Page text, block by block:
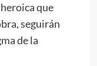
que
seguirán
de la